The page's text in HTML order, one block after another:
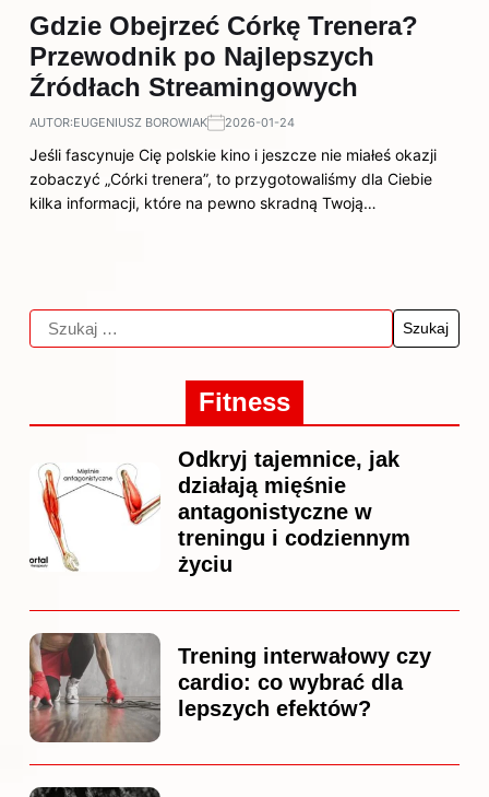
Gdzie Obejrzeć Córkę Trenera?
Przewodnik po Najlepszych
Źródłach Streamingowych
AUTOR:EUGENIUSZ BOROWIAK 2026-01-24
Jeśli fascynuje Cię polskie kino i jeszcze nie miałeś okazji
zobaczyć „Córki trenera”, to przygotowaliśmy dla Ciebie
kilka informacji, które na pewno skradną Twoją…
Fitness
Odkryj tajemnice, jak
działają mięśnie
antagonistyczne w
treningu i codziennym
życiu
Trening interwałowy czy
cardio: co wybrać dla
lepszych efektów?